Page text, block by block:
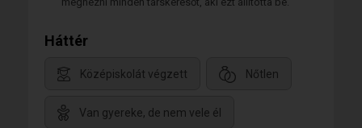
Háttér
Középiskolát végzett Nőtlen
Van gyereke, de nem vele él